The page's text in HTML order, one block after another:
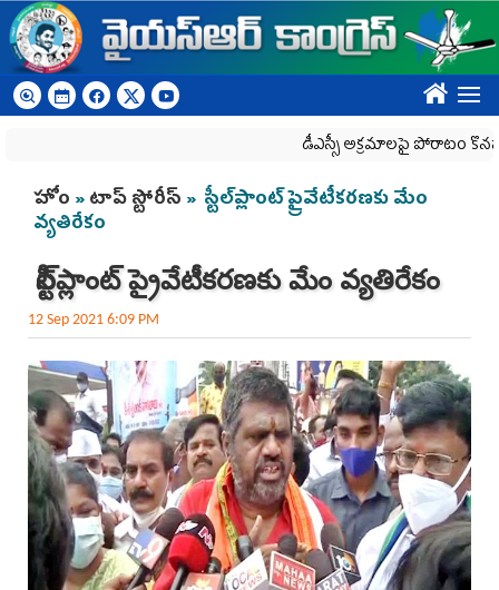
Skip to main content
????
డీఎస్సీ అక్రమాలపై పోరాటం కొనసాగింపు
You are here
హోం »టాప్ స్టోరీస్ » స్టీల్‌ప్లాంట్‌ ప్రైవేటీకరణకు మేం
వ్యతిరేకం
స్టీల్‌ప్లాంట్‌ ప్రైవేటీకరణకు మేం వ్యతిరేకం
12 Sep 2021 6:09 PM